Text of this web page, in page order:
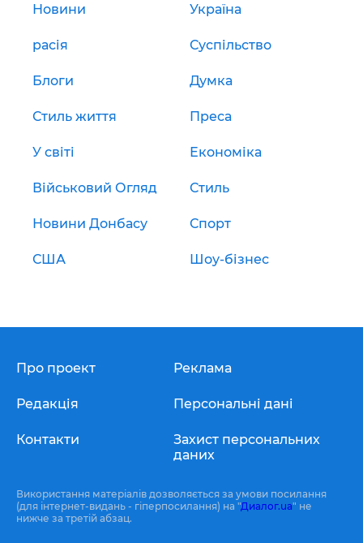
Новини Україна
расія Суспільство
Блоги Думка
Стиль життя Преса
У світі Економіка
Військовий Огляд Стиль
Новини Донбасу Спорт
США Шоу-бізнес
Про проект
Редакція
Контакти
Реклама
Персональні дані
Захист персональних
даних
Використання матеріалів дозволяється за умови посилання
(для інтернет-видань - гіперпосилання) на "Диалог.ua" не
нижче за третій абзац.